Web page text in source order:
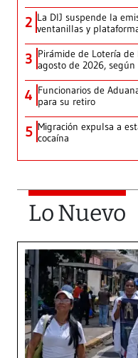
2 La DIJ suspende la
ventanillas y
3 Pirámide de Lotería
agosto de 2026, según
4 Funcionarios de
para su retiro
5 Migración expulsa a
cocaína
Lo Nuevo